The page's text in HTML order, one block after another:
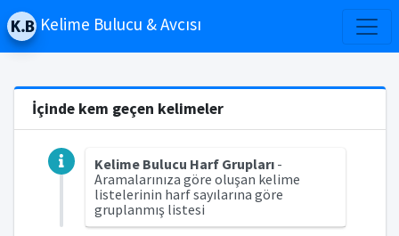
Kelime Bulucu & Avcısı
İçinde kem geçen kelimeler
Kelime Bulucu Harf Grupları-
Aramalarınıza göre oluşan kelime
listelerinin harf sayılarına göre
gruplanmış listesi